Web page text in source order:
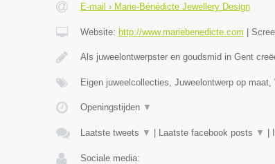
E-mail › Marie-Bénédicte Jewellery Design
Website: http://www.mariebenedicte.com
Als juweelontwerpster en goudsmid in Gent
Eigen juweelcollecties, Juweelontwerp op
Openingstijden ▼
Laatste tweets ▼ Laatste facebook posts ▼
Sociale media: